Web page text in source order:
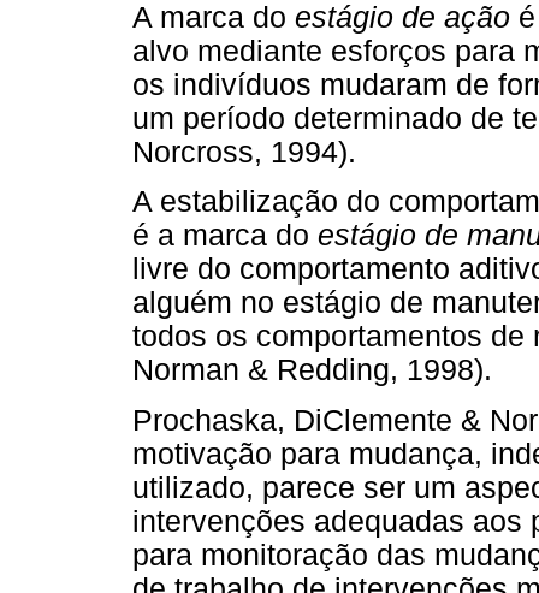
A marca do estágio de ação
alvo mediante esforços para
os indivíduos mudaram de
um período determinado de
Norcross, 1994).
A estabilização do
é a marca do estágio de
livre do comportamento
alguém no estágio de
todos os comportamentos
Norman & Redding, 1998).
Prochaska, DiClemente &
motivação para mudança,
utilizado, parece ser um
intervenções adequadas aos
para monitoração das